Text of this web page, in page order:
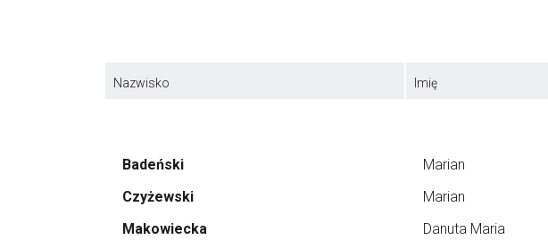
Nazwisko Imię
Badeński Marian
Czyżewski
Marian
Makowiecka
Danuta Maria